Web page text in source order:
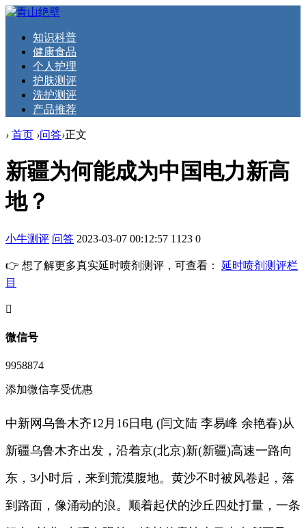
知识科普
健康食品
个人护理
护肤测评
洗护测评
产品推荐
› 首页 ›问答›正文
新疆为何能成为中国电力新高
地？
小牛测评 问答 2023-03-07 00:12:57 1123 0
👉 想了解更多真实延时喷剂测评，可查看： 延时喷剂测评栏
目
󦘖
微信号
9958874
添加微信享受优惠
中新网乌鲁木齐12月16日电 (闫文陆 李易峰 余艳春)从
新疆乌鲁木齐出发，沿着京(北京)新(新疆)高速一路向
东，3小时后，来到荒漠腹地。黄沙不时被风卷起，落
到路面，像涌动的浪。顺着起伏的沙丘四处打量，一条